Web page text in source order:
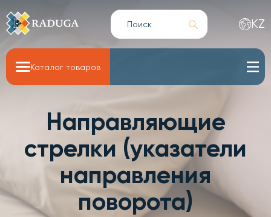
KZ
Каталог товаров
Направляющие
стрелки (указатели
направления
поворота)